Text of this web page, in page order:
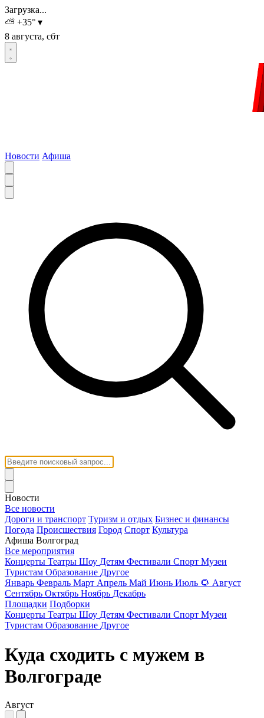
Загрузка...
⛅ +35° ▾
8 августа, сбт
Новости Афиша
Новости
Все новости
Дороги и транспорт Туризм и отдых Бизнес и финансы
Погода Происшествия Город Спорт Культура
Афиша Волгоград
Все мероприятия
Концерты Театры Шоу Детям Фестивали Спорт Музеи
Туристам Образование Другое
Январь Февраль Март Апрель Май Июнь Июль 🌻 Август
Сентябрь Октябрь Ноябрь Декабрь
Площадки Подборки
Концерты Театры Шоу Детям Фестивали Спорт Музеи
Туристам Образование Другое
Куда сходить с мужем в
Волгограде
Август